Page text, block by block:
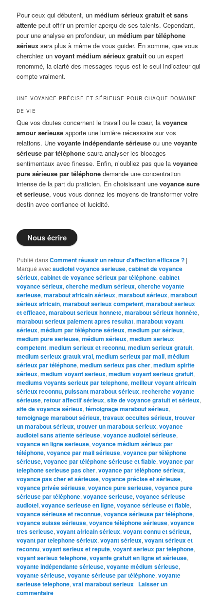
Pour ceux qui débutent, unmédium sérieux gratuit et sans
attente peut offrir un premier aperçu de ses talents. Cependant,
pour une analyse en profondeur, unmédium par téléphone
sérieux sera plus à même de vous guider. En somme, que vous
cherchiez unvoyant médium sérieux gratuit ou un expert
renommé, la clarté des messages reçus est le seul indicateur qui
compte vraiment.
UNE VOYANCE PRÉCISE ET SÉRIEUSE POUR CHAQUE DOMAINE
DE VIE
Que vos doutes concernent le travail ou le cœur, lavoyance
amour serieuse apporte une lumière nécessaire sur vos
relations. Unevoyante indépendante sérieuse ou unevoyante
sérieuse par téléphone saura analyser les blocages
sentimentaux avec finesse. Enfin, n’oubliez pas que lavoyance
pure sérieuse par téléphone demande une concentration
intense de la part du praticien. En choisissant unevoyance sure
et serieuse, vous vous donnez les moyens de transformer votre
destin avec confiance et lucidité.
Nous écrire
Publié dansComment réussir un retour d'affection efficace ? |
Marqué avecaudiotel voyance serieuse,cabinet de voyance
sérieux,cabinet de voyance sérieux par téléphone,cabinet
voyance sérieux,cherche medium sérieux,cherche voyante
serieuse,marabout africain sérieux,marabout sérieux,marabout
sérieux africain,marabout serieux competent,marabout serieux
et efficace,marabout serieux honnete,marabout sérieux honnête,
marabout serieux paiement apres resultat,marabout voyant
sérieux,médium par téléphone sérieux,medium pur sérieux,
medium pure serieuse,médium sérieux,medium serieux
competent,medium serieux et reconnu,medium serieux gratuit,
medium serieux gratuit vrai,medium serieux par mail,médium
sérieux par téléphone,medium serieux pas cher,medium spirite
sérieux,medium voyant serieux,medium voyant serieux gratuit,
mediums voyants serieux par telephone,meilleur voyant africain
sérieux reconnu,puissant marabout sérieux,recherche voyante
sérieuse,retour affectif sérieux,site de voyance gratuit et sérieux,
site de voyance sérieux,témoignage marabout sérieux,
temoignage marabout sérieux,travaux occultes sérieux,trouver
un marabout sérieux,trouver un marabout serieux,voyance
audiotel sans attente sérieuse,voyance audiotel sérieuse,
voyance en ligne serieuse,voyance médium sérieux par
téléphone,voyance par mail sérieuse,voyance par téléphone
sérieuse,voyance par téléphone sérieuse et fiable,voyance par
telephone serieuse pas cher,voyance par téléphone sérieux,
voyance pas cher et sérieuse,voyance précise et sérieuse,
voyance privée sérieuse,voyance pure serieuse,voyance pure
sérieuse par téléphone,voyance serieuse,voyance sérieuse
audiotel,voyance serieuse en ligne,voyance sérieuse et fiable,
voyance sérieuse et reconnue,voyance sérieuse par téléphone,
voyance suisse sérieuse,voyance téléphone sérieuse,voyance
tres serieuse,voyant africain sérieux,voyant connu et sérieux,
voyant par telephone sérieux,voyant sérieux,voyant sérieux et
reconnu,voyant serieux et repute,voyant serieux par telephone,
voyant serieux telephone,voyante gratuit en ligne et sérieuse,
voyante indépendante sérieuse,voyante médium sérieuse,
voyante sérieuse,voyante sérieuse par téléphone,voyante
serieuse telephone,vrai marabout serieux | Laisser un
commentaire